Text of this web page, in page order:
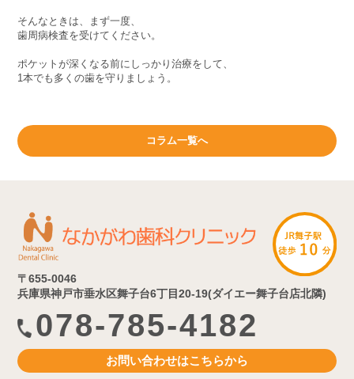
そんなときは、まず一度、
歯周病検査を受けてください。
ポケットが深くなる前にしっかり治療をして、
1本でも多くの歯を守りましょう。
コラム一覧へ
〒655-0046
兵庫県神戸市垂水区舞子台6丁目20-19(ダイエー舞子台店北隣)
078-785-4182
お問い合わせはこちらから